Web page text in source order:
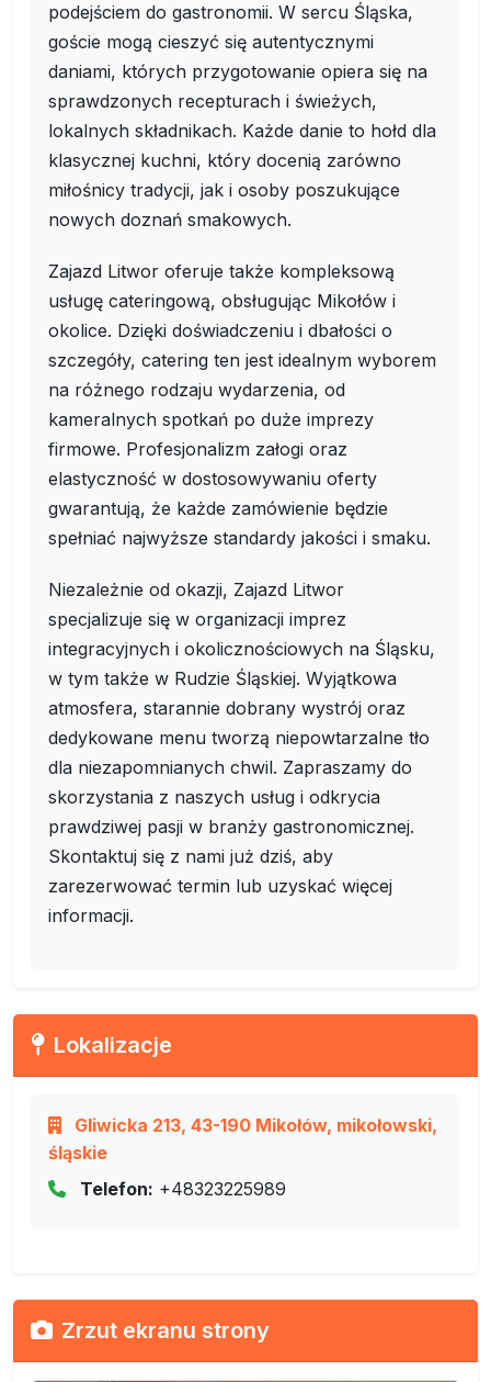
podejściem do gastronomii. W sercu Śląska,
goście mogą cieszyć się autentycznymi
daniami, których przygotowanie opiera się na
sprawdzonych recepturach i świeżych,
lokalnych składnikach. Każde danie to hołd dla
klasycznej kuchni, który docenią zarówno
miłośnicy tradycji, jak i osoby poszukujące
nowych doznań smakowych.
Zajazd Litwor oferuje także kompleksową
usługę cateringową, obsługując Mikołów i
okolice. Dzięki doświadczeniu i dbałości o
szczegóły, catering ten jest idealnym wyborem
na różnego rodzaju wydarzenia, od
kameralnych spotkań po duże imprezy
firmowe. Profesjonalizm załogi oraz
elastyczność w dostosowywaniu oferty
gwarantują, że każde zamówienie będzie
spełniać najwyższe standardy jakości i smaku.
Niezależnie od okazji, Zajazd Litwor
specjalizuje się w organizacji imprez
integracyjnych i okolicznościowych na Śląsku,
w tym także w Rudzie Śląskiej. Wyjątkowa
atmosfera, starannie dobrany wystrój oraz
dedykowane menu tworzą niepowtarzalne tło
dla niezapomnianych chwil. Zapraszamy do
skorzystania z naszych usług i odkrycia
prawdziwej pasji w branży gastronomicznej.
Skontaktuj się z nami już dziś, aby
zarezerwować termin lub uzyskać więcej
informacji.
Lokalizacje
Gliwicka 213, 43-190 Mikołów, mikołowski,
śląskie
Telefon: +48323225989
Zrzut ekranu strony